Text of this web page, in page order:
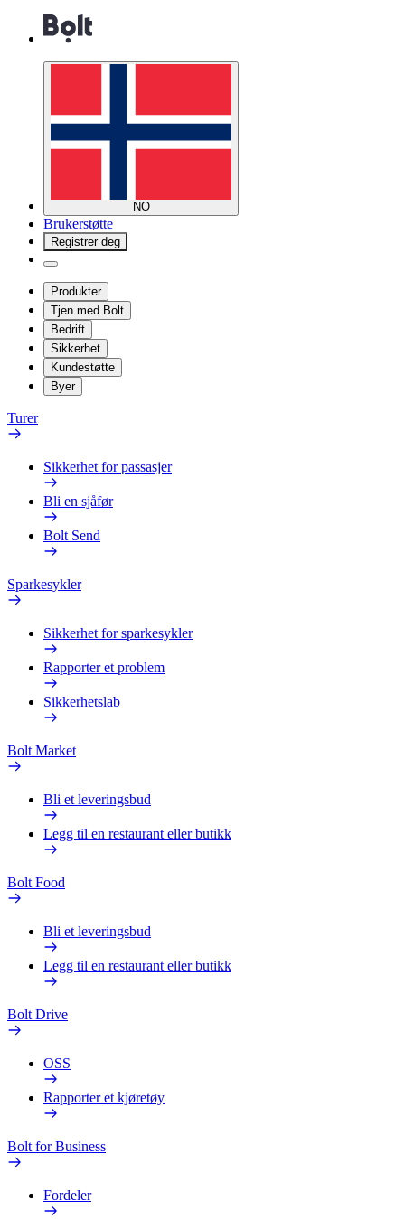
NO
Brukerstøtte
Registrer deg
Produkter
Tjen med Bolt
Bedrift
Sikkerhet
Kundestøtte
Byer
Turer
Sikkerhet for passasjer
Bli en sjåfør
Bolt Send
Sparkesykler
Sikkerhet for sparkesykler
Rapporter et problem
Sikkerhetslab
Bolt Market
Bli et leveringsbud
Legg til en restaurant eller butikk
Bolt Food
Bli et leveringsbud
Legg til en restaurant eller butikk
Bolt Drive
OSS
Rapporter et kjøretøy
Bolt for Business
Fordeler